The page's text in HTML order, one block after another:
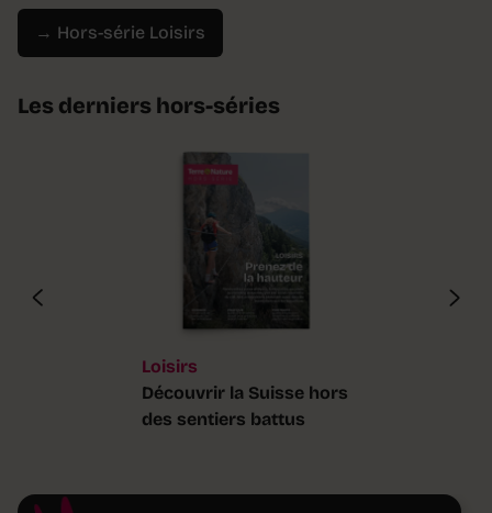
→ Hors-série Loisirs
Les derniers hors-séries
Loisirs
Découvrir la Suisse hors
des sentiers battus